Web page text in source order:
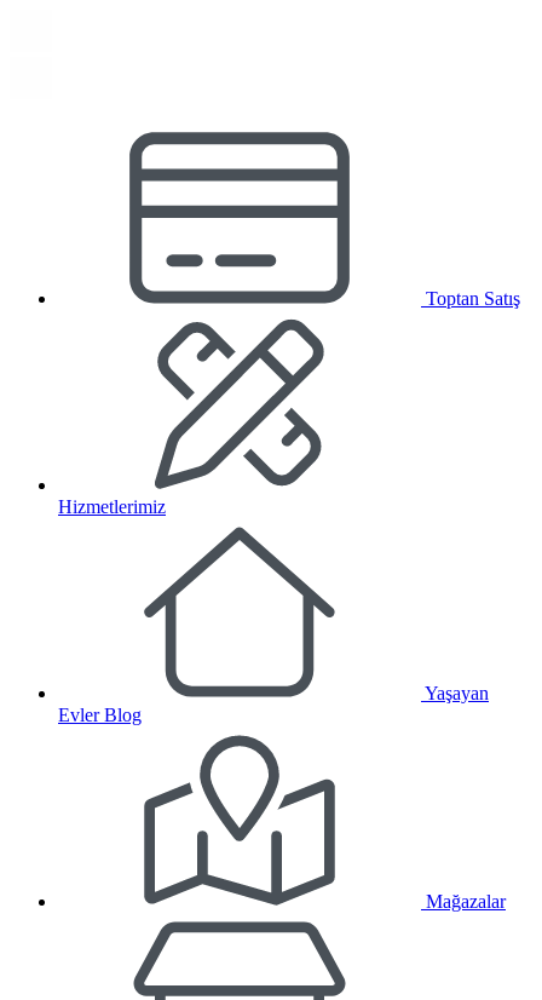
Toptan Satış
Hizmetlerimiz
Yaşayan
Evler Blog
Mağazalar